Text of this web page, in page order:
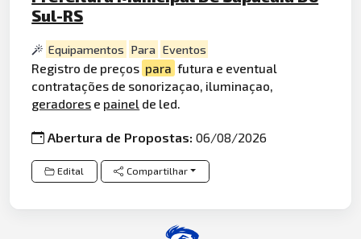
Sul-RS
Equipamentos Para Eventos
Registro de preços para futura e eventual
contratações de sonorizaçao, iluminaçao,
geradores e painel de led.
Abertura de Propostas:06/08/2026
Edital Compartilhar